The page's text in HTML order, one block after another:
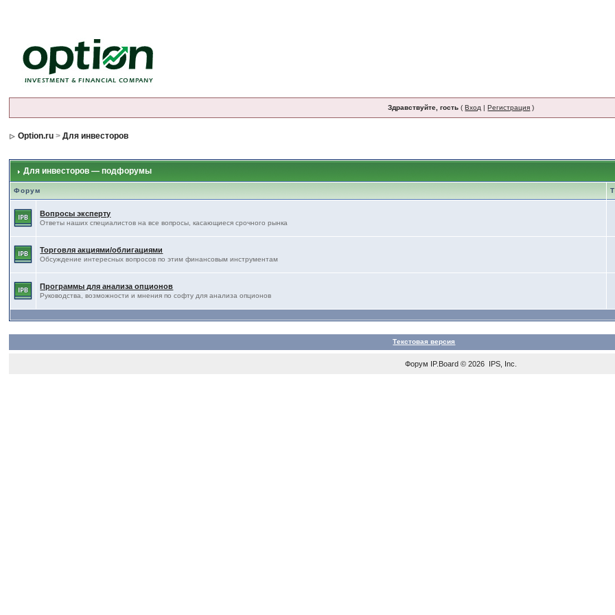
Здравствуйте, гость (Вход |Регистрация )
Option.ru >Для инвесторов
Для инвесторов — подфорумы
Форум
Вопросы эксперту
Ответы наших специалистов на все вопросы, касающиеся срочного рынка
Торговля акциями/облигациями
Обсуждение интересных вопросов по этим финансовым инструментам
Программы для анализа опционов
Руководства, возможности и мнения по софту для анализа опционов
Текстовая версия
Форум IP.Board © 2026 IPS, Inc